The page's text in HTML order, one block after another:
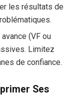
les résultats de
(VF ou
Limitez
de confiance.
Ses